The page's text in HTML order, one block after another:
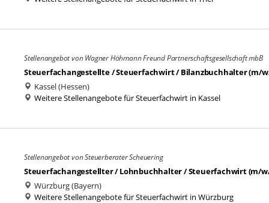
Stellenangebot von Wagner Höhmann Freund Partnerschaftsgesellschaft mbB
Steuerfachangestellte / Steuerfachwirt / Bilanzbuchhalter (m/
Kassel (Hessen)
Weitere Stellenangebote für Steuerfachwirt in Kassel
Stellenangebot von Steuerberater Scheuering
Steuerfachangestellter / Lohnbuchhalter / Steuerfachwirt (m/
Würzburg (Bayern)
Weitere Stellenangebote für Steuerfachwirt in Würzburg